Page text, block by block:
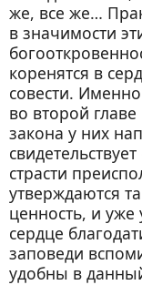
же, все же…
в значимости
коренятся в
совести.
во второй
закона у них
страсти
утверждаются
ценность, и уже
сердце
заповеди
удобны в